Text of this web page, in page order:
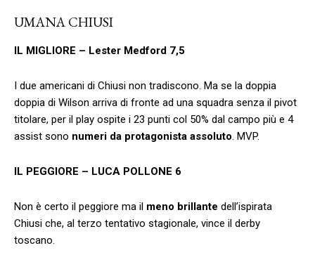
UMANA CHIUSI
IL MIGLIORE – Lester Medford 7,5
I due americani di Chiusi non tradiscono. Ma se la doppia
doppia di Wilson arriva di fronte ad una squadra senza il pivot
titolare, per il play ospite i 23 punti col 50% dal campo più e 4
assist sono numeri da protagonista assoluto. MVP.
IL PEGGIORE – LUCA POLLONE 6
Non è certo il peggiore ma il meno brillante dell’ispirata
Chiusi che, al terzo tentativo stagionale, vince il derby
toscano.